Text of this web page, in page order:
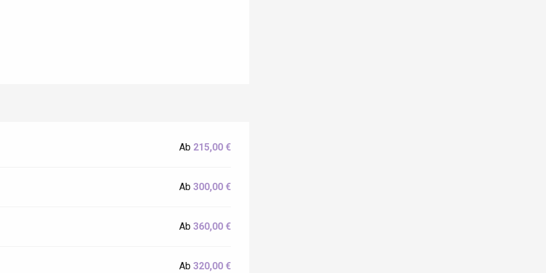
Ab 215,00 €
Ab300,00 €
Ab360,00 €
Ab320,00 €